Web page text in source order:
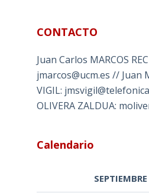
CONTACTO
Juan Carlos MARCOS
jmarcos@ucm.es // Juan
VIGIL:
OLIVERA ZALDUA:
Calendario